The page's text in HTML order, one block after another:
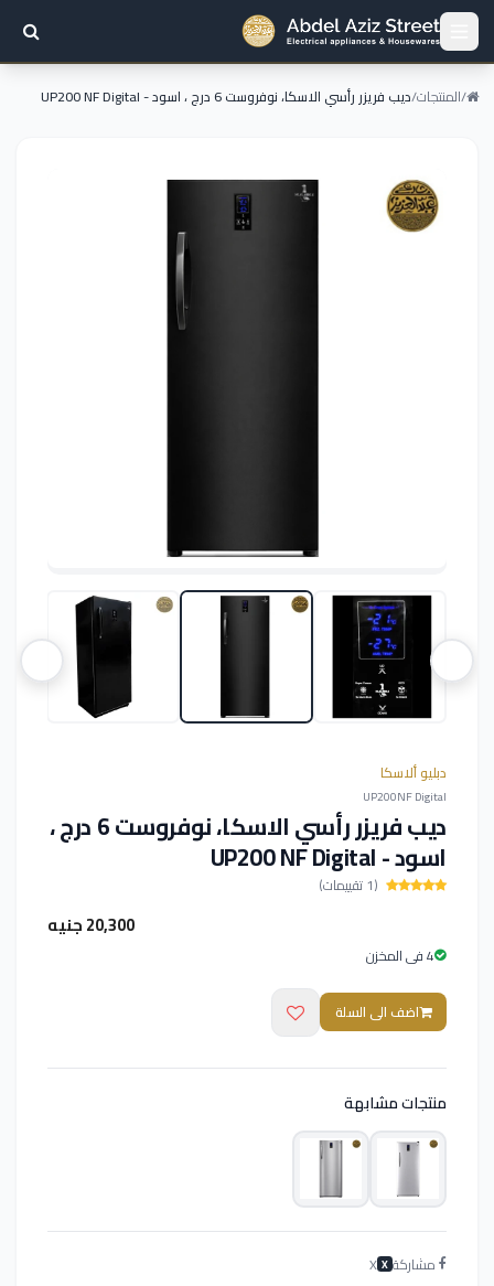
/المنتجات/ديب فريزر رأسي الاسكا، نوفروست 6 درج ، اسود - UP200 NF Digital
دبليو ألاسكا
UP200NF Digital
ديب فريزر رأسي الاسكا، نوفروست 6 درج ،
اسود - UP200 NF Digital
(1 تقييمات)
20,300 جنيه
4 فى المخزن
اضف الى السلة
منتجات مشابهة
مشاركة X
X